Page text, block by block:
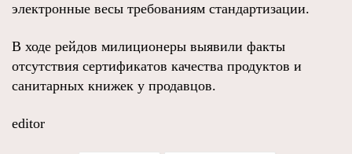
электронные весы требованиям стандартизации.
В ходе рейдов милиционеры выявили факты
отсутствия сертификатов качества продуктов и
санитарных книжек у продавцов.
editor